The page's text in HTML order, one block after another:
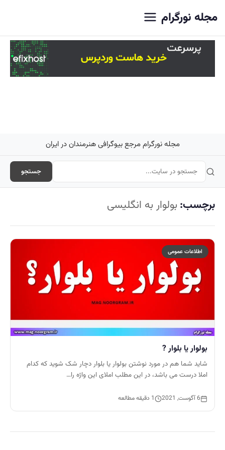
مجله نورگرام
مجله نورگرام مرجع بیوگرافی هنرمندان در ایران
جستجو
برچسب: بولوار به انگلیسی
اطلاعات عمومی
بولوار یا بلوار ?
شاید شما هم در مورد نوشتن بولوار یا بلوار دچار شک شوید که کدام
املا درست می باشد، در این مطلب املای این واژه را…
6 آگوست, 2021 1 دقیقه مطالعه